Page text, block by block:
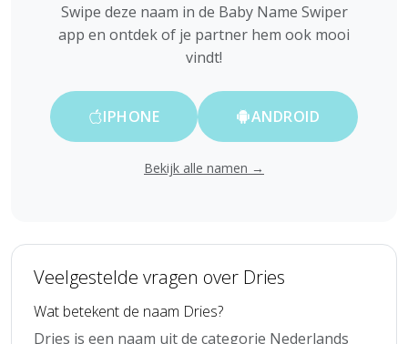
Swipe deze naam in de Baby Name Swiper
app en ontdek of je partner hem ook mooi
vindt!
IPHONE ANDROID
Bekijk alle namen →
Veelgestelde vragen over Dries
Wat betekent de naam Dries?
Dries is een naam uit de categorie Nederlands